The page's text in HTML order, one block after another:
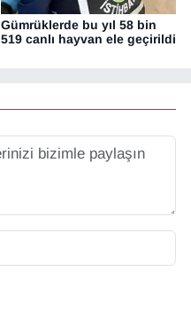
Gümrüklerde bu yıl 58 bin
519 canlı hayvan ele geçirildi